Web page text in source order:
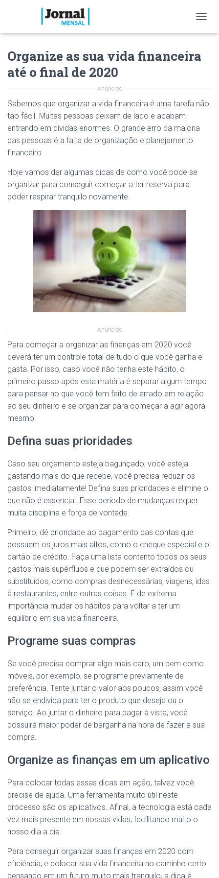
O
A
I
Organize as sua vida financeira
até o final de 2020
Anúncios
Sabemos que organizar a vida financeira é uma tarefa não
tão fácil. Muitas pessoas deixam de lado e acabam
entrando em dívidas enormes. O grande erro da maioria
das pessoas é a falta de organização e planejamento
financeiro.
Hoje vamos dar algumas dicas de como você pode se
organizar para conseguir começar a ter reserva para
poder respirar tranquilo novamente.
Anúncios
Para começar a organizar as finanças em 2020 você
deverá ter um controle total de tudo o que você ganha e
gasta. Por isso, caso você não tenha este hábito, o
primeiro passo após esta matéria é separar algum tempo
para pensar no que você tem feito de errado em relação
ao seu dinheiro e se organizar para começar a agir agora
mesmo.
Defina suas prioridades
Caso seu orçamento esteja bagunçado, você esteja
gastando mais do que recebe, você precisa reduzir os
gastos imediatamente! Defina suas prioridades e elimine o
que não é essencial. Esse período de mudanças requer
muita disciplina e força de vontade.
Primeiro, dê prioridade ao pagamento das contas que
possuem os juros mais altos, como o cheque especial e o
cartão de crédito. Faça uma lista contento todos os seus
gastos mais supérfluos e que podem ser extraídos ou
substituídos, como compras desnecessárias, viagens, idas
à restaurantes, entre outras coisas. É de extrema
importância mudar os hábitos para voltar a ter um
equilíbrio em sua vida financeira.
Programe suas compras
Se você precisa comprar algo mais caro, um bem como
móveis, por exemplo, se programe previamente de
preferência. Tente juntar o valor aos poucos, assim você
não se endivida para ter o produto que deseja ou o
serviço. Ao juntar o dinheiro para pagar à vista, você
possuirá maior poder de barganha na hora de fazer a sua
compra.
Organize as finanças em um aplicativo
Para colocar todas essas dicas em ação, talvez você
precise de ajuda. Uma ferramenta muito útil neste
processo são os aplicativos. Afinal, a tecnologia está cada
vez mais presente em nossas vidas, facilitando muito o
nosso dia a dia.
Para conseguir organizar suas finanças em 2020 com
eficiência, e colocar sua vida financeira no caminho certo
pensando em um futuro muito mais tranquilo, a dica é